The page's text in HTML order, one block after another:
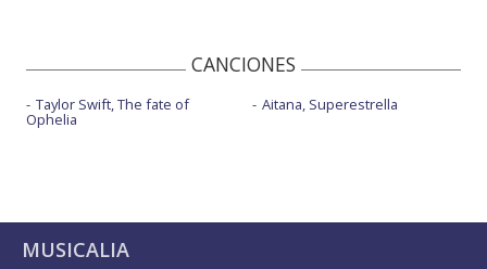
CANCIONES
Taylor Swift, The fate of
Ophelia
Aitana, Superestrella
MUSICALIA